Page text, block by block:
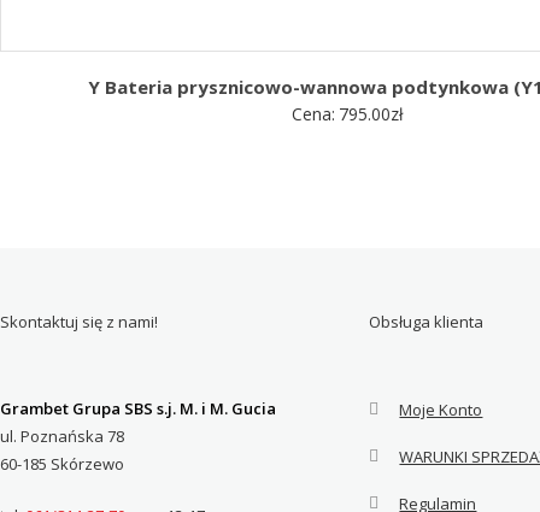
Y Bateria prysznicowo-wannowa podtynkowa
Cena: 795.00zł
Skontaktuj się z nami!
Grambet Grupa SBS s.j. M. i M. Gucia
ul. Poznańska 78
60-185 Skórzewo
Obsługa klienta
Moje Konto
WARUNKI
Regulamin